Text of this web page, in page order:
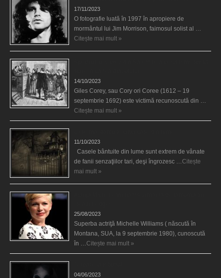
17/11/2023
O fotografie luată în 1997 în apropiere de
mormântul lui Jim Morrison, faimosul solist al …
Citește mai mult »
14/10/2023
Giles Corey, sau Cory ori Coree (1612 – 19
septembrie 1692) este victimă recunoscută din …
Citește mai mult »
11/10/2023
Casele bântuite din lume sunt extrem de vânate
de fanii senzaţiilor tari, deşi îngrozesc … Citește
mai mult »
25/08/2023
Superba actriţă Michelle Williams ( născută în
Montana, SUA, la 9 septembrie 1980), cunoscută
în … Citește mai mult »
04/06/2023